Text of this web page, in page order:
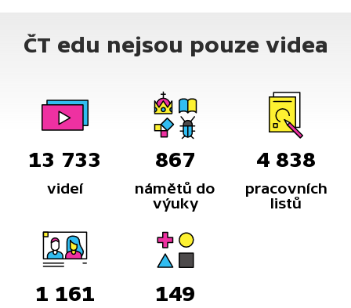
ČT edu nejsou pouze videa
13 733
videí
867
námětů do
výuky
4 838
pracovních
listů
1 161 149